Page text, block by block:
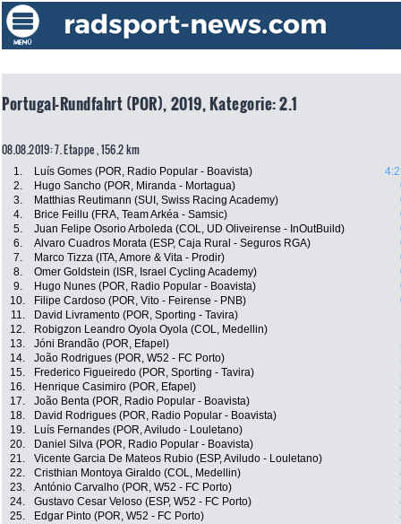
Portugal-Rundfahrt (POR), 2019, Kategorie: 2.1
08.08.2019: 7. Etappe , 156.2 km
1. Luís Gomes (POR, Radio Popular - Boavista)
2.
Hugo Sancho (POR, Miranda - Mortagua)
3.
Matthias Reutimann (SUI, Swiss Racing Academy)
4.
Brice Feillu (FRA, Team Arkéa - Samsic)
5.
Juan Felipe Osorio Arboleda (COL, UD Oliveirense - InOutBuild)
6.
Alvaro Cuadros Morata (ESP, Caja Rural - Seguros RGA)
7.
Marco Tizza (ITA, Amore & Vita - Prodir)
8.
Omer Goldstein (ISR, Israel Cycling Academy)
9.
Hugo Nunes (POR, Radio Popular - Boavista)
10.
Filipe Cardoso (POR, Vito - Feirense - PNB)
11.
David Livramento (POR, Sporting - Tavira)
12.
Robigzon Leandro Oyola Oyola (COL, Medellin)
13.
Jóni Brandão (POR, Efapel)
14.
João Rodrigues (POR, W52 - FC Porto)
15.
Frederico Figueiredo (POR, Sporting - Tavira)
16.
Henrique Casimiro (POR, Efapel)
17.
João Benta (POR, Radio Popular - Boavista)
18.
David Rodrigues (POR, Radio Popular - Boavista)
19.
Luís Fernandes (POR, Aviludo - Louletano)
20.
Daniel Silva (POR, Radio Popular - Boavista)
21.
Vicente Garcia De Mateos Rubio (ESP, Aviludo - Louletano)
22.
Cristhian Montoya Giraldo (COL, Medellin)
23.
António Carvalho (POR, W52 - FC Porto)
24.
Gustavo Cesar Veloso (ESP, W52 - FC Porto)
25.
Edgar Pinto (POR, W52 - FC Porto)